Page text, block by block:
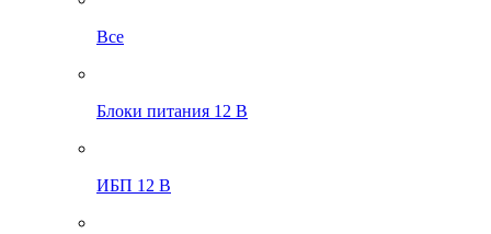
Все
Блоки питания 12 В
ИБП 12 В